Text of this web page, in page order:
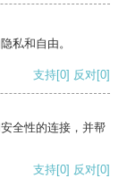
私和自由。
支持[0] 反对[0]
全性的连接，并帮
支持[0] 反对[0]